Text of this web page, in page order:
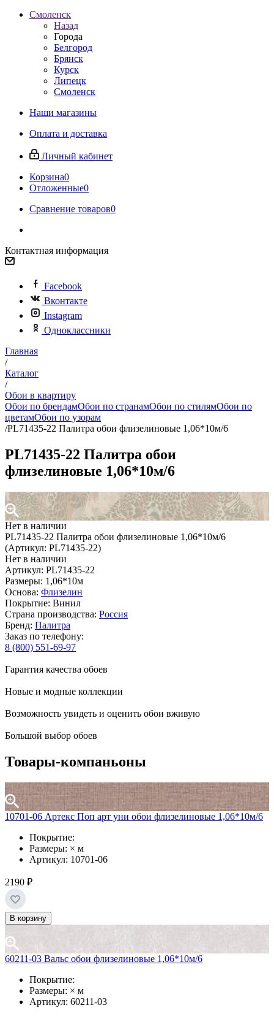
Смоленск
Назад
Города
Белгород
Брянск
Курск
Липецк
Смоленск
Наши магазины
Оплата и доставка
Личный кабинет
Корзина0
Отложенные0
Сравнение товаров0
Контактная информация
Facebook
Вконтакте
Instagram
Одноклассники
Главная
/
Каталог
/
Обои в квартиру
Обои по брендамОбои по странамОбои по стилямОбои по
цветамОбои по узорам
/PL71435-22 Палитра обои флизелиновые 1,06*10м/6
PL71435-22 Палитра обои
флизелиновые 1,06*10м/6
Нет в наличии
PL71435-22 Палитра обои флизелиновые 1,06*10м/6
(Артикул: PL71435-22)
Нет в наличии
Артикул: PL71435-22
Размеры: 1,06*10м
Основа: Флизелин
Покрытие: Винил
Страна производства: Россия
Бренд: Палитра
Заказ по телефону:
8 (800) 551-69-97
Гарантия качества обоев
Новые и модные коллекции
Возможность увидеть и оценить обои вживую
Большой выбор обоев
Товары-компаньоны
10701-06 Артекс Поп арт уни обои флизелиновые 1,06*10м/6
Покрытие:
Размеры: × м
Артикул: 10701-06
2190 ₽
В корзину
60211-03 Вальс обои флизелиновые 1,06*10м/6
Покрытие:
Размеры: × м
Артикул: 60211-03